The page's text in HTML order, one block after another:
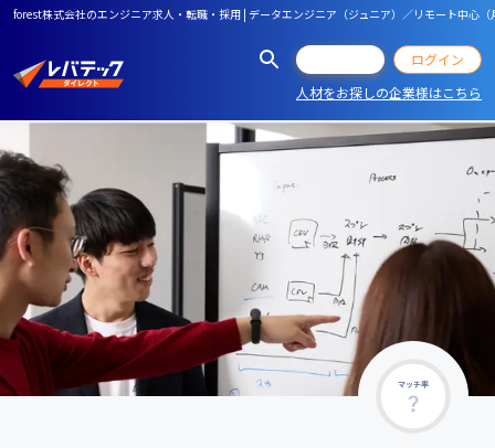
forest株式会社のエンジニア求人・転職・採用 | データエンジニア（ジュニア）／リモート中心
ログイン
人材をお探しの企業様はこちら
マッチ率